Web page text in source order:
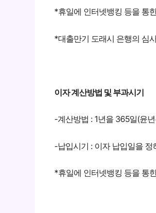
*휴일에 인터넷뱅킹 등을 통
*대출만기 도래시 은행의 심
이자 계산방법 및 부과시기
-계산방법 : 1년을 365일(윤
-납입시기 : 이자 납입일을
*휴일에 인터넷뱅킹 등을 통